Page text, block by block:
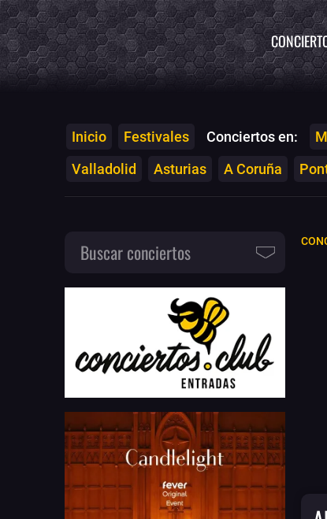
Inicio Festivales Conciertos en:
Valladolid
Asturias A Coruña
Buscar conciertos